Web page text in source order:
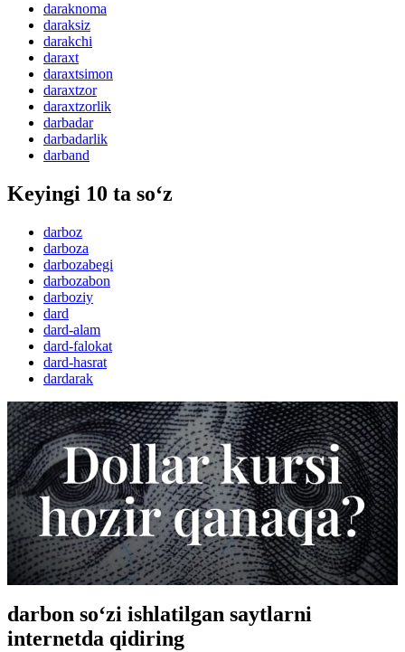
daraknoma
daraksiz
darakchi
daraxt
daraxtsimon
daraxtzor
daraxtzorlik
darbadar
darbadarlik
darband
Keyingi 10 ta so‘z
darboz
darboza
darbozabegi
darbozabon
darboziy
dard
dard-alam
dard-falokat
dard-hasrat
dardarak
darbon so‘zi ishlatilgan saytlarni
internetda qidiring